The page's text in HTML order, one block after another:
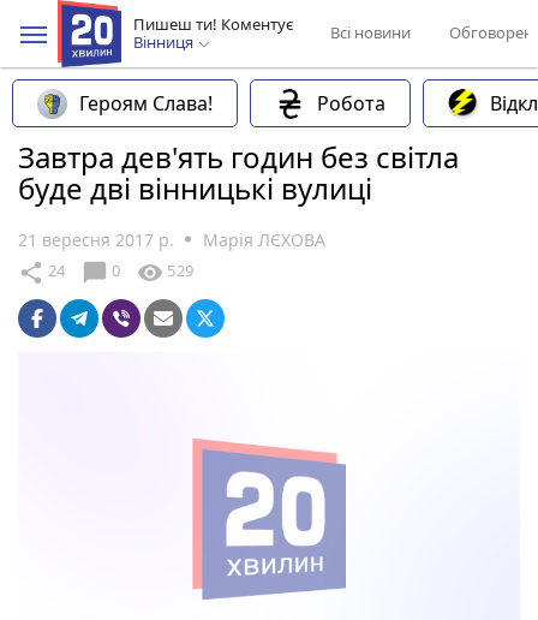
Пишеш ти! Коментує
Вінниця
Всі новини
Героям Слава! Робота
Завтра дев'ять годин без світла
буде дві вінницькі вулиці
21 вересня 2017 р. Марія ЛЄХОВА
share 24 chat_bubble 0 visibility 529